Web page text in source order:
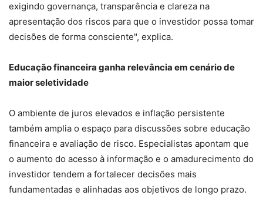
exigindo governança, transparência e clareza na
apresentação dos riscos para que o investidor possa tomar
decisões de forma consciente", explica.
Educação financeira ganha relevância em cenário de
maior seletividade
O ambiente de juros elevados e inflação persistente
também amplia o espaço para discussões sobre educação
financeira e avaliação de risco. Especialistas apontam que
o aumento do acesso à informação e o amadurecimento do
investidor tendem a fortalecer decisões mais
fundamentadas e alinhadas aos objetivos de longo prazo.